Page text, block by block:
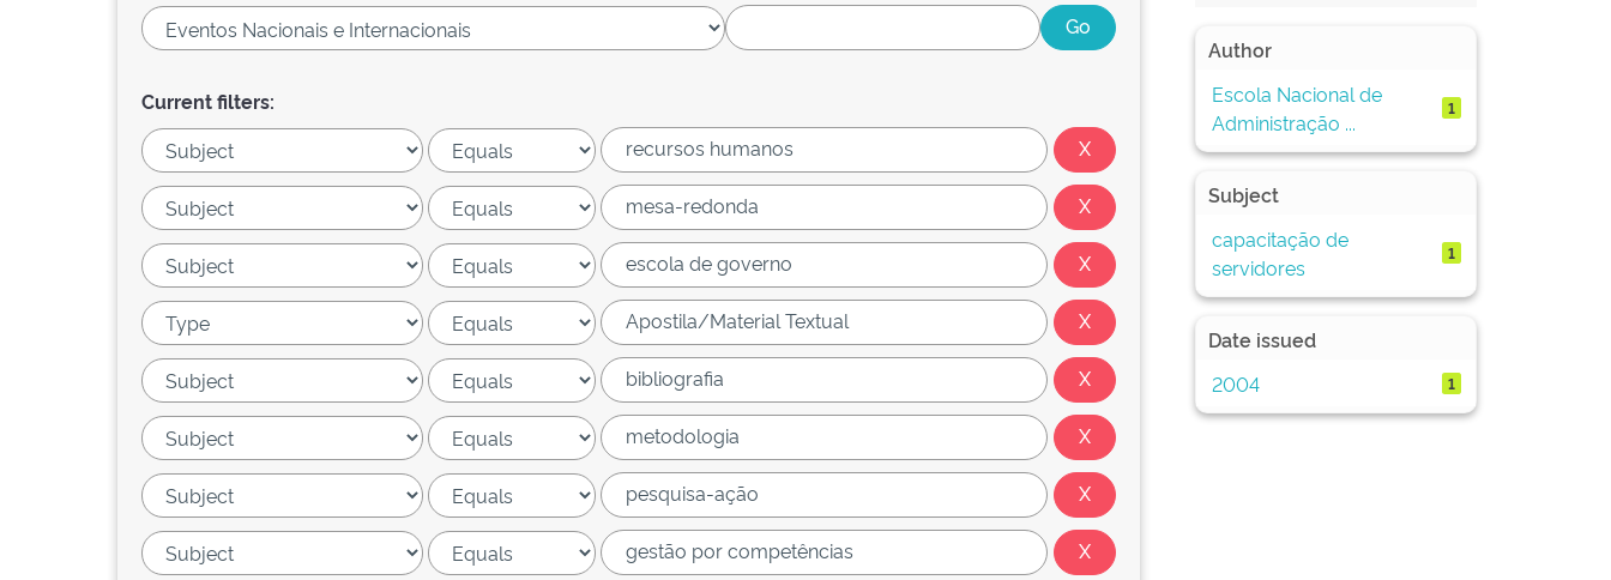
Current filters:
Author
Escola Nacional de
Administração ...
1
Subject
capacitação de
servidores
1
Date issued
2004
1